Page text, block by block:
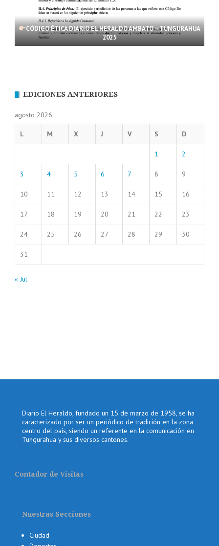
CÓDIGO ÉTICA DIARIO EL HERALDO AMBATO – TUNGURAHUA
2025
EDICIONES ANTERIORES
agosto 2026
L M X J V S D
1 2
3 4 5 6 7 8 9
10 11 12 13 14 15 16
17 18 19 20 21 22 23
24 25 26 27 28 29 30
31
« Jul
Diario El Heraldo, fundado un 15 de marzo de 1958, se ha
caracterizado por ser un periódico de tradición en la zona
centro del país, siendo un referente en la comunicación en
Tungurahua y sus diversos cantones.
Contador de Visitas
Nuestras Secciones
Ciudad